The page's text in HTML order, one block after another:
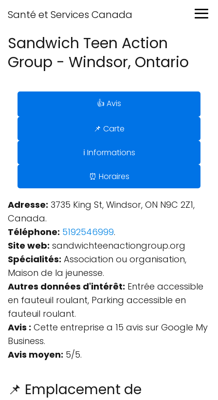
Santé et Services Canada
Sandwich Teen Action
Group - Windsor, Ontario
👍 Avis
📌 Carte
ℹ️ Informations
⏰ Horaires
Adresse: 3735 King St, Windsor, ON N9C 2Z1,
Canada.
Téléphone: 5192546999.
Site web: sandwichteenactiongroup.org
Spécialités: Association ou organisation,
Maison de la jeunesse.
Autres données d'intérêt: Entrée accessible
en fauteuil roulant, Parking accessible en
fauteuil roulant.
Avis : Cette entreprise a 15 avis sur Google My
Business.
Avis moyen: 5/5.
📌 Emplacement de